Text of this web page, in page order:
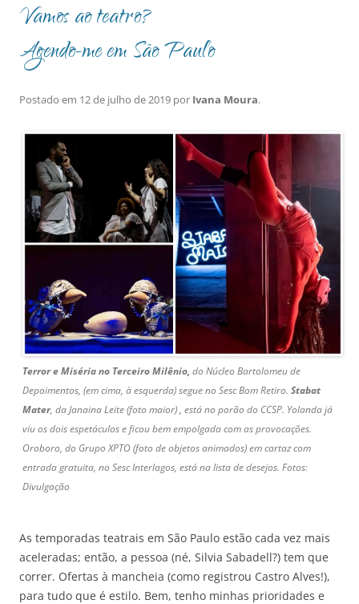
Vamos ao teatro?
Agendo-me em São Paulo
Postado em 12 de julho de 2019 por Ivana Moura.
Terror e Miséria no Terceiro Milênio, do Núcleo Bartolomeu de
Depoimentos, (em cima, à esquerda) segue no Sesc Bom Retiro. Stabat
Mater, da Janaina Leite (foto maior) , está no porão do CCSP. Yolanda já
viu os dois espetáculos e ficou bem empolgada com as provocações.
Oroboro, do Grupo XPTO (foto de objetos animados) em cartaz com
entrada gratuita, no Sesc Interlagos, está na lista de desejos. Fotos:
Divulgação
As temporadas teatrais em São Paulo estão cada vez mais
aceleradas; então, a pessoa (né, Silvia Sabadell?) tem que
correr. Ofertas à mancheia (como registrou Castro Alves!),
para tudo que é estilo. Bem, tenho minhas prioridades e